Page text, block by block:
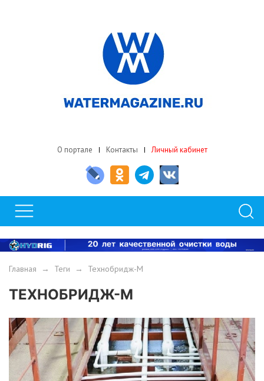
О портале Контакты Личный кабинет
Главная → Теги → Технобридж-М
ТЕХНОБРИДЖ-М